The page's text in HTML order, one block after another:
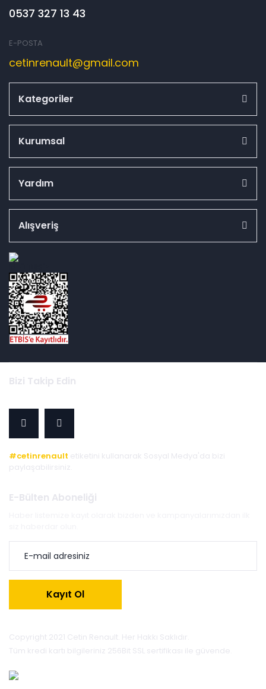
0537 327 13 43
E-POSTA
cetinrenault@gmail.com
Kategoriler
Kurumsal
Yardım
Alışveriş
Bizi Takip Edin
#cetinrenault etiketini kullanarak Sosyal Medya'da bizi
paylaşabilirsiniz.
E-Bülten Aboneliği
Kayıt Ol
Copyright 2021 Cetin Renault. Her Hakkı Saklıdır.
Tüm kredi kartı bilgileriniz 256Bit SSL sertifikası ile güvende.